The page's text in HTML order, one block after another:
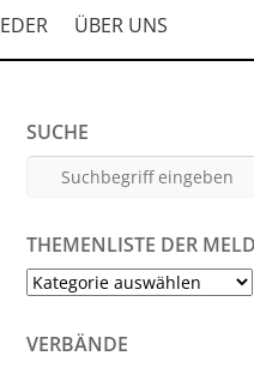
ÜBER UNS
SUCHE
THEMENLISTE DER
Themenliste
Meldungen
VERBÄNDE